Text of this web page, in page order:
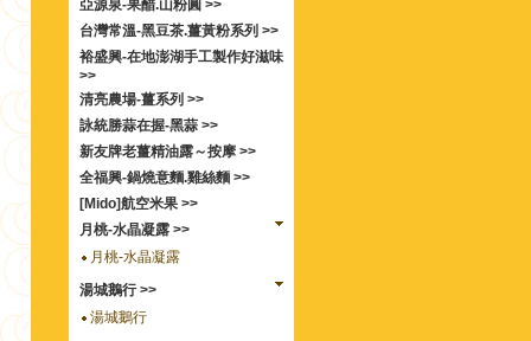
亞源泉-果醋.山粉圓 >>
台灣常溫-黑豆茶.薑黃粉系列 >>
裕盛興-在地澎湖手工製作好滋味
>>
清亮農場-薑系列 >>
詠統勝蒜在握-黑蒜 >>
新友牌老薑精油露～按摩 >>
全福興-鍋燒意麵.雞絲麵 >>
[Mido]航空米果 >>
月桃-水晶凝露 >>
月桃-水晶凝露
湯城鵝行 >>
湯城鵝行